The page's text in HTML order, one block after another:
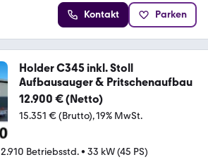
Kontakt Parken
Holder C345 inkl. Stoll
Aufbausauger & Pritschenaufbau
12.900 € (Netto)
15.351 € (Brutto) 19% MwSt.
2.910 Betriebsstd.• 33 kW (45 PS)